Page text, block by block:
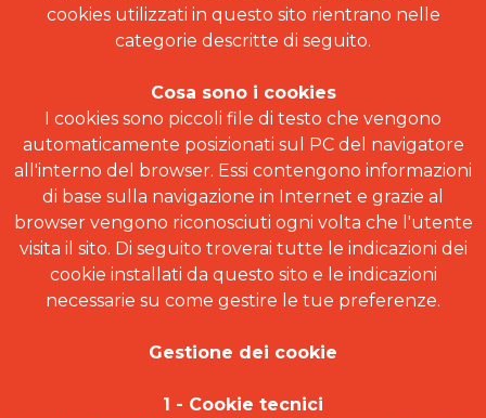
cookies utilizzati in questo sito rientrano nelle
categorie descritte di seguito.
Cosa sono i cookies
I cookies sono piccoli file di testo che vengono
automaticamente posizionati sul PC del navigatore
all'interno del browser. Essi contengono informazioni
di base sulla navigazione in Internet e grazie al
browser vengono riconosciuti ogni volta che l'utente
visita il sito. Di seguito troverai tutte le indicazioni dei
cookie installati da questo sito e le indicazioni
necessarie su come gestire le tue preferenze.
Gestione dei cookie
1 - Cookie tecnici